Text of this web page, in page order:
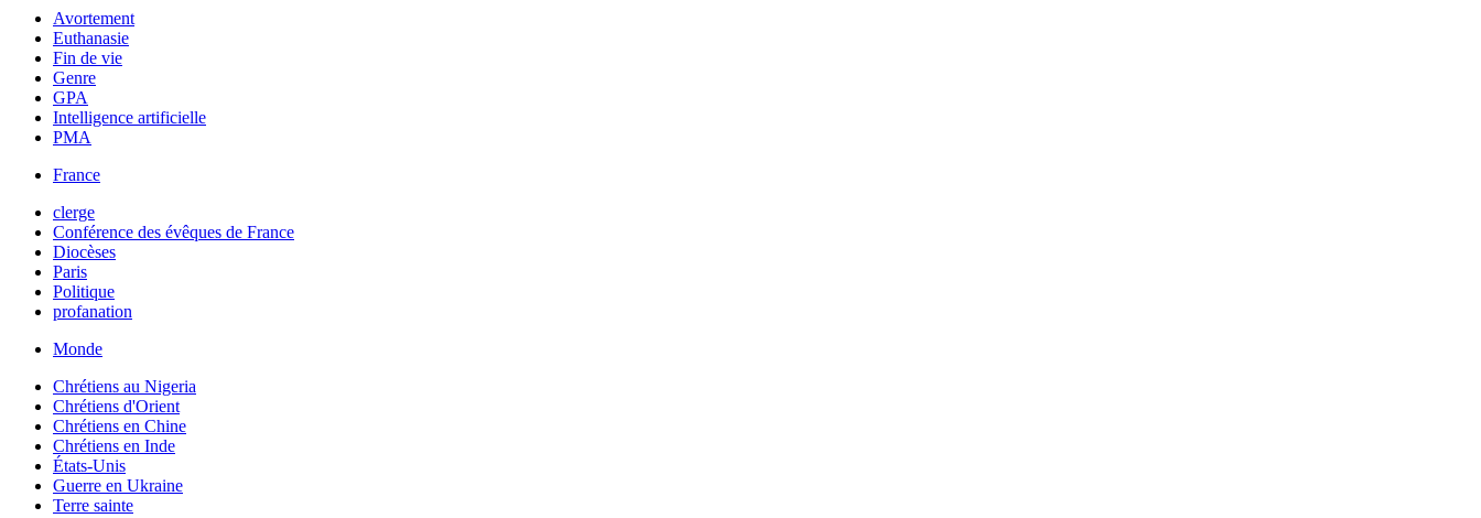
Avortement
Euthanasie
Fin de vie
Genre
GPA
Intelligence artificielle
PMA
France
clerge
Conférence des évêques de France
Diocèses
Paris
Politique
profanation
Monde
Chrétiens au Nigeria
Chrétiens d'Orient
Chrétiens en Chine
Chrétiens en Inde
États-Unis
Guerre en Ukraine
Terre sainte